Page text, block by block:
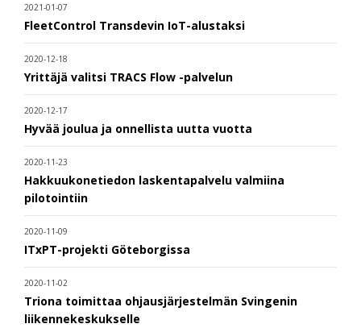
2021-01-07
FleetControl Transdevin IoT-alustaksi
2020-12-18
Yrittäjä valitsi TRACS Flow -palvelun
2020-12-17
Hyvää joulua ja onnellista uutta vuotta
2020-11-23
Hakkuukonetiedon laskentapalvelu valmiina
pilotointiin
2020-11-09
ITxPT-projekti Göteborgissa
2020-11-02
Triona toimittaa ohjausjärjestelmän Svingenin
liikennekeskukselle